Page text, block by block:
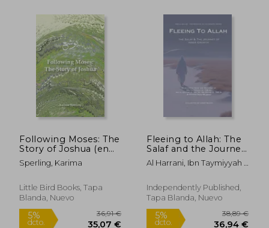
dcto. 19,27 € dcto.
Following Moses: The
Story of Joshua (en
Inglés)
Sperling, Karima
Little Bird Books, Tapa
Blanda, Nuevo
Fleeing to Allah: The
Salaf and the Journey
of Inner Growth (en
Inglés)
Al Harrani, Ibn Taymiyyah ;
Al Hanbali, Ibn Rajab
Independently Published,
Tapa Blanda, Nuevo